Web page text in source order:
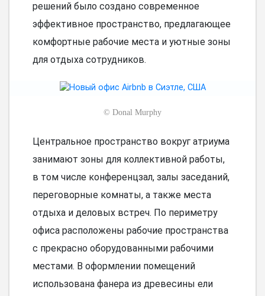
решений было создано современное
эффективное пространство, предлагающее
комфортные рабочие места и уютные зоны
для отдыха сотрудников.
© Donal Murphy
Центральное пространство вокруг атриума
занимают зоны для коллективной работы,
в том числе конференцзал, залы заседаний,
переговорные комнаты, а также места
отдыха и деловых встреч. По периметру
офиса расположены рабочие пространства
с прекрасно оборудованными рабочими
местами. В оформлении помещений
использована фанера из древесины ели